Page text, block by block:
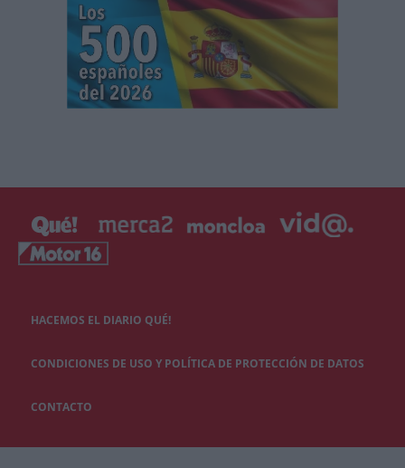
HACEMOS EL DIARIO QUÉ!
CONDICIONES DE USO Y POLÍTICA DE PROTECCIÓN DE DATOS
CONTACTO